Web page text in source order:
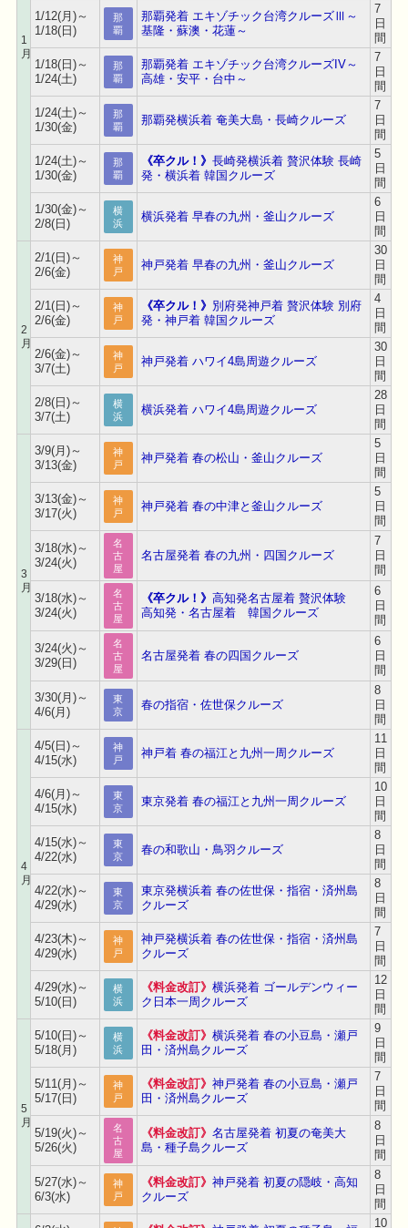
1
月
1/12(月)～
1/18(日)
那
覇
那覇発着 エキゾチック台湾クルーズⅢ～
基隆・蘇澳・花蓮～
7
日
間
1/18(日)～
1/24(土)
那
覇
那覇発着 エキゾチック台湾クルーズIV～
高雄・安平・台中～
7
日
間
1/24(土)～
1/30(金)
那
覇
那覇発横浜着 奄美大島・長崎クルーズ
7
日
間
1/24(土)～
1/30(金)
那
覇
《卒クル！》長崎発横浜着 贅沢体験 長崎
発・横浜着 韓国クルーズ
5
日
間
1/30(金)～
2/8(日)
横
浜
横浜発着 早春の九州・釜山クルーズ
6
日
間
2
月
2/1(日)～
2/6(金)
神
戸
神戸発着 早春の九州・釜山クルーズ
30
日
間
2/1(日)～
2/6(金)
神
戸
《卒クル！》 別府発神戸着 贅沢体験 別府
発・神戸着 韓国クルーズ
4
日
間
2/6(金)～
3/7(土)
神
戸
神戸発着 ハワイ4島周遊クルーズ
30
日
間
2/8(日)～
3/7(土)
横
浜
横浜発着 ハワイ4島周遊クルーズ
28
日
間
3
月
3/9(月)～
3/13(金)
神
戸
神戸発着 春の松山・釜山クルーズ
5
日
間
3/13(金)～
3/17(火)
神
戸
神戸発着 春の中津と釜山クルーズ
5
日
間
3/18(水)～
3/24(火)
名
古
屋
名古屋発着 春の九州・四国クルーズ
7
日
間
3/18(水)～
3/24(火)
名
古
屋
《卒クル！》高知発名古屋着 贅沢体験
高知発・名古屋着 韓国クルーズ
6
日
間
3/24(火)～
3/29(日)
名
古
屋
名古屋発着 春の四国クルーズ
6
日
間
3/30(月)～
4/6(月)
東
京
春の指宿・佐世保クルーズ
8
日
間
4
月
4/5(日)～
4/15(水)
神
戸
神戸着 春の福江と九州一周クルーズ
11
日
間
4/6(月)～
4/15(水)
東
京
東京発着 春の福江と九州一周クルーズ
10
日
間
4/15(水)～
4/22(水)
東
京
春の和歌山・鳥羽クルーズ
8
日
間
4/22(水)～
4/29(水)
東
京
東京発横浜着 春の佐世保・指宿・済州島
クルーズ
8
日
間
4/23(木)～
4/29(水)
神
戸
神戸発横浜着 春の佐世保・指宿・済州島
クルーズ
7
日
間
4/29(水)～
5/10(日)
横
浜
《料金改訂》横浜発着 ゴールデンウィー
ク日本一周クルーズ
12
日
間
5
月
5/10(日)～
5/18(月)
横
浜
《料金改訂》横浜発着 春の小豆島・瀬戸
田・済州島クルーズ
9
日
間
5/11(月)～
5/17(日)
神
戸
《料金改訂》神戸発着 春の小豆島・瀬戸
田・済州島クルーズ
7
日
間
5/19(火)～
5/26(火)
名
古
屋
《料金改訂》名古屋発着 初夏の奄美大
島・種子島クルーズ
8
日
間
5/27(水)～
6/3(水)
神
戸
《料金改訂》神戸発着 初夏の隠岐・高知
クルーズ
8
日
間
10